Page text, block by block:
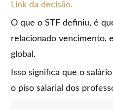
Link da decisão.
O que o STF definiu, é
relacionado vencimento,
global.
Isso significa que o
o piso salarial dos